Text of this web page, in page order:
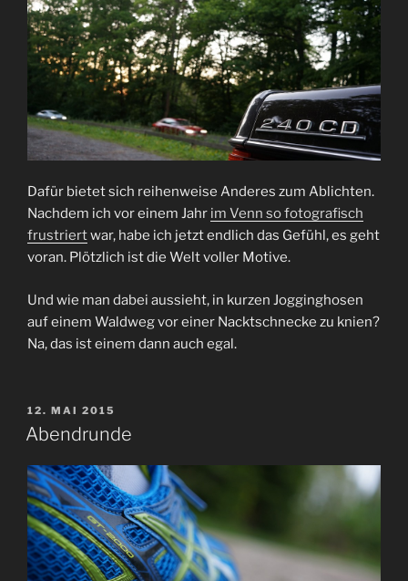
Dafür bietet sich reihenweise Anderes zum Ablichten.
Nachdem ich vor einem Jahr im Venn so fotografisch
frustriertwar, habe ich jetzt endlich das Gefühl, es geht
voran. Plötzlich ist die Welt voller Motive.
Und wie man dabei aussieht, in kurzen Jogginghosen
auf einem Waldweg vor einer Nacktschnecke zu knien?
Na, das ist einem dann auch egal.
VERÖFFENTLICHT
AM
12. MAI 2015
Abendrunde